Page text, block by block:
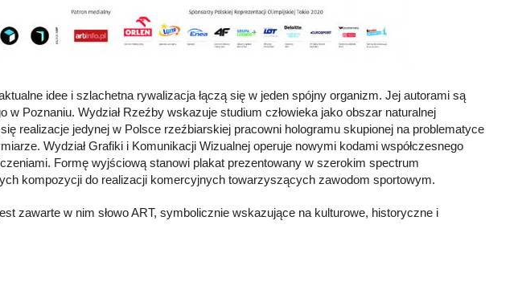
idee i szlachetna rywalizacja łączą się w jeden spójny organizm. Jej autorami są
Poznaniu. Wydział Rzeźby wskazuje studium człowieka jako obszar naturalnej
się realizacje jedynej w Polsce rzeźbiarskiej pracowni hologramu skupionej na problematyce
Wydział Grafiki i Komunikacji Wizualnej operuje nowymi kodami współczesnego
Formę wyjściową stanowi plakat prezentowany w szerokim spectrum
kompozycji do realizacji komercyjnych towarzyszących zawodom sportowym.
zawarte w nim słowo ART, symbolicznie wskazujące na kulturowe, historyczne i